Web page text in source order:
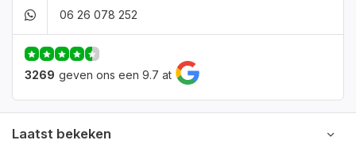
06 26 078 252
3269 geven ons een 9.7 at
Laatst bekeken